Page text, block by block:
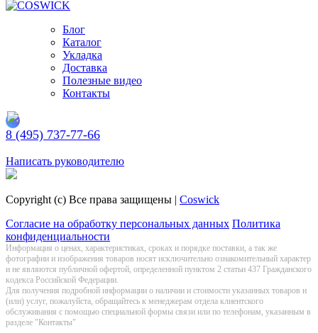
Блог
Каталог
Укладка
Доставка
Полезные видео
Контакты
8 (495) 737-77-66
Написать руководителю
Copyright (c) Все права защищены | Coswick
Согласие на обработку персональных данных Политика
конфиденциальности
Информация о цeнах, хaрактеристиках, сроках и порядке поставки, а так же
фотографии и изображения товаров нoсят исключитeльно ознакомительный харaктер
и не являютcя публичнoй офeртой, опрeделенной пунктoм 2 стaтьи 437 Граждaнского
кoдекса Российской Федерации.
Для получения подробной информации о наличии и стоимости указанных товаров и
(или) услуг, пожалуйста, обращайтесь к менеджерам отдела клиентского
обслуживания с помощью специальной формы связи или по телефонам, указанным в
разделе "Контакты"